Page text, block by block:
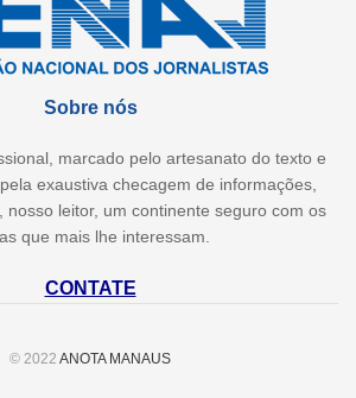
Sobre nós
marcado pelo artesanato do texto e
exaustiva checagem de informações,
nosso leitor, um continente seguro com os
que mais lhe interessam.
CONTATE
© 2022 ANOTA MANAUS